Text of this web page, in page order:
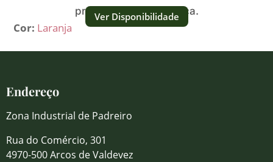
profundidade cromática.
Cor: Laranja
Ver Disponibilidade
Endereço
Zona Industrial de Padreiro
Rua do Comércio, 301
4970-500 Arcos de Valdevez